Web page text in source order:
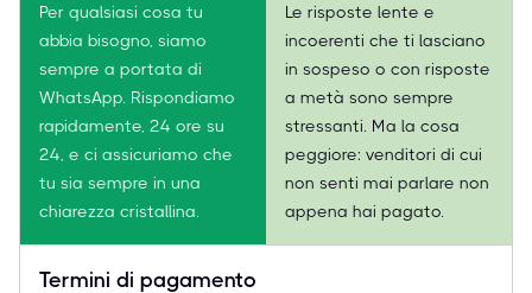
Per qualsiasi cosa tu
abbia bisogno, siamo
sempre a portata di
WhatsApp. Rispondiamo
rapidamente, 24 ore su
24, e ci assicuriamo che
tu sia sempre in una
chiarezza cristallina.
Le risposte lente e
incoerenti che ti lasciano
in sospeso o con risposte
a metà sono sempre
stressanti. Ma la cosa
peggiore: venditori di cui
non senti mai parlare non
appena hai pagato.
Termini di pagamento